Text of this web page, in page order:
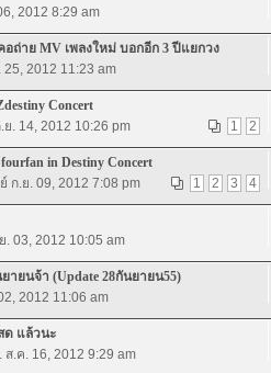
2012 8:29 am
ถ่าย MV เพลงใหม่ บอกอีก 3 ปีแยกวง
25, 2012 11:23 am
Concert
1
2
ย. 14, 2012 10:26 pm
in Destiny Concert
1
2 3 4
ก.ย. 09, 2012 7:08 pm
. 03, 2012 10:05 am
ยนจ้า (Update 28กันยายน55)
2012 11:06 am
ด แล้วนะ
ส.ค. 16, 2012 9:29 am